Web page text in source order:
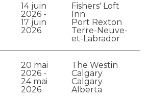
14 juin
2026 -
17 juin
2026
Fishers' Loft
Inn
Port Rexton
Terre-Neuve-
et-Labrador
20 mai
2026 -
24 mai
2026
The Westin
Calgary
Calgary
Alberta